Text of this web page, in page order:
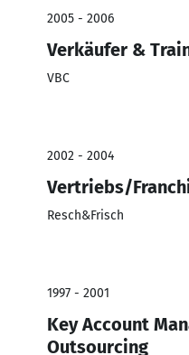
2005 - 2006
Verkäufer &
VBC
2002 - 2004
Vertriebs/
Resch&Frisch
1997 - 2001
Key Account
Outsourcing